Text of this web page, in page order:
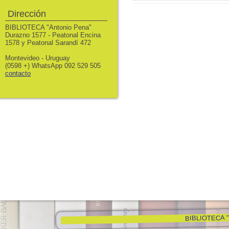
BIBLIOTECA
Dirección
BIBLIOTECA "Antonio Pena"
Durazno 1577 - Peatonal Encina
1578 y Peatonal Sarandí 472
Montevideo - Uruguay
(0598 +) WhatsApp 092 529 505
contacto